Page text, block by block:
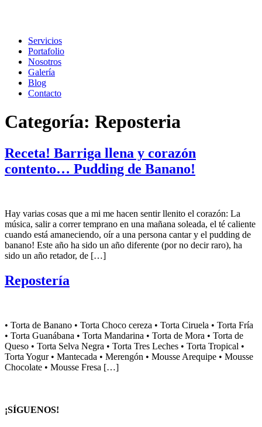
Servicios
Portafolio
Nosotros
Galería
Blog
Contacto
Categoría: Reposteria
Receta! Barriga llena y corazón
contento… Pudding de Banano!
Hay varias cosas que a mi me hacen sentir llenito el corazón: La
música, salir a correr temprano en una mañana soleada, el té caliente
cuando está amaneciendo, oír a una persona cantar y el pudding de
banano! Este año ha sido un año diferente (por no decir raro), ha
sido un año retador, de […]
Repostería
• Torta de Banano • Torta Choco cereza • Torta Ciruela • Torta Fría
• Torta Guanábana • Torta Mandarina • Torta de Mora • Torta de
Queso • Torta Selva Negra • Torta Tres Leches • Torta Tropical •
Torta Yogur • Mantecada • Merengón • Mousse Arequipe • Mousse
Chocolate • Mousse Fresa […]
¡SÍGUENOS!